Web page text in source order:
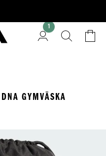
1
GYMVÄSKA